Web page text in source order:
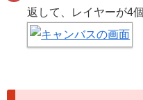
返して、レイヤーが4